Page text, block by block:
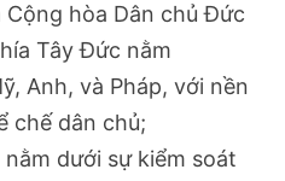
hòa Dân chủ Đức
Tây Đức nằm
Anh, và Pháp, với nền
chế dân chủ;
dưới sự kiểm soát